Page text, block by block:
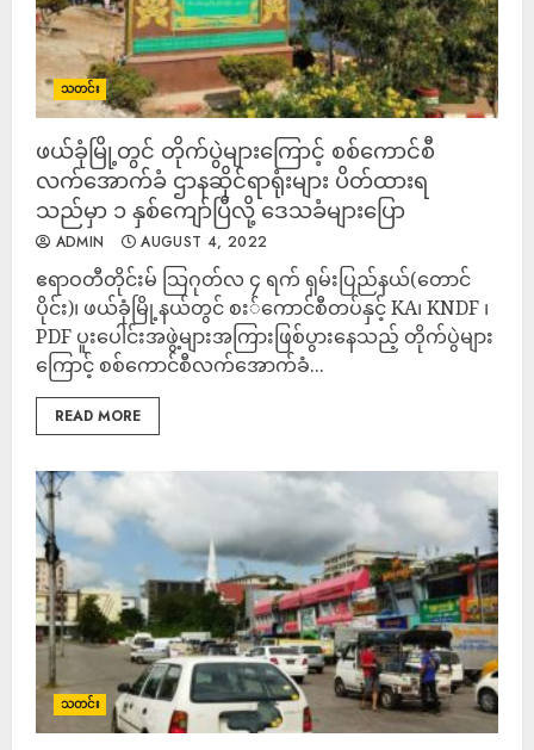
သတင်း
ဖယ်ခုံမြို့တွင် တိုက်ပွဲများကြောင့် စစ်ကောင်စီ
လက်အောက်ခံ ဌာနဆိုင်ရာရုံးများ ပိတ်ထားရ
သည်မှာ ၁ နှစ်ကျော်ပြီလို့ ဒေသခံများပြော
ADMIN AUGUST 4, 2022
ဧရာဝတီတိုင်းမ် သြဂုတ်လ ၄ ရက် ရှမ်းပြည်နယ်(တောင်
ပိုင်း)၊ ဖယ်ခုံမြို့နယ်တွင် စး်ကောင်စီတပ်နှင့် KA၊ KNDF ၊
PDF ပူးပေါင်းအဖွဲ့များအကြားဖြစ်ပွားနေသည့် တိုက်ပွဲများ
ကြောင့် စစ်ကောင်စီလက်အောက်ခံ...
READ MORE
သတင်း